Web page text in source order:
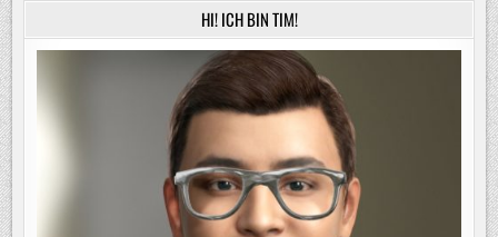
HI! ICH BIN TIM!